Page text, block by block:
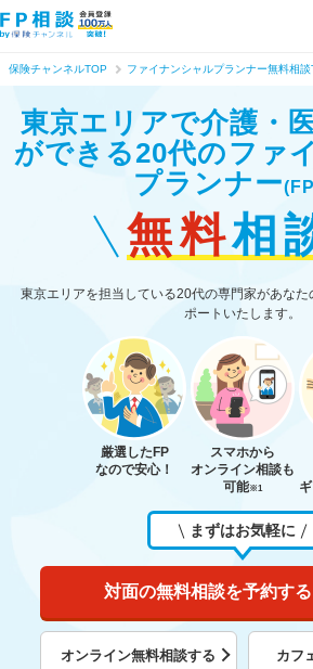
保険チャンネルTOP ファイナンシャルプランナー無料相
東京エリアで介護・
ができる20代のファ
プランナー
無料相
東京エリアを担当している20代の専門家があな
ポートいたします。
厳選したFP
なので安心！
スマホから
オンライン相談も
可能※1
まずはお気軽に
対面の無料相談を予約する
オンライン無料相談する カフ